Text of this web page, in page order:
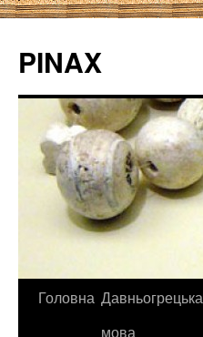
PINAX
Головна Давньогрецька
мова